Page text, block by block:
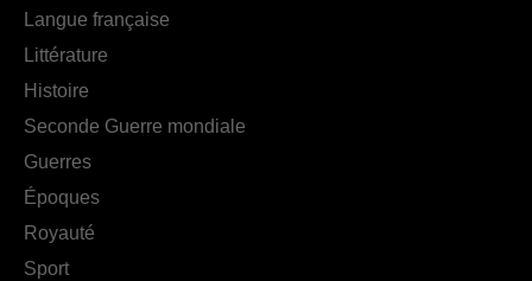
Langue française
Littérature
Histoire
Seconde Guerre mondiale
Guerres
Époques
Royauté
Sport